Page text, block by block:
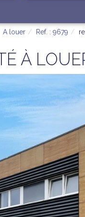
A louer Ref. : 9679
À